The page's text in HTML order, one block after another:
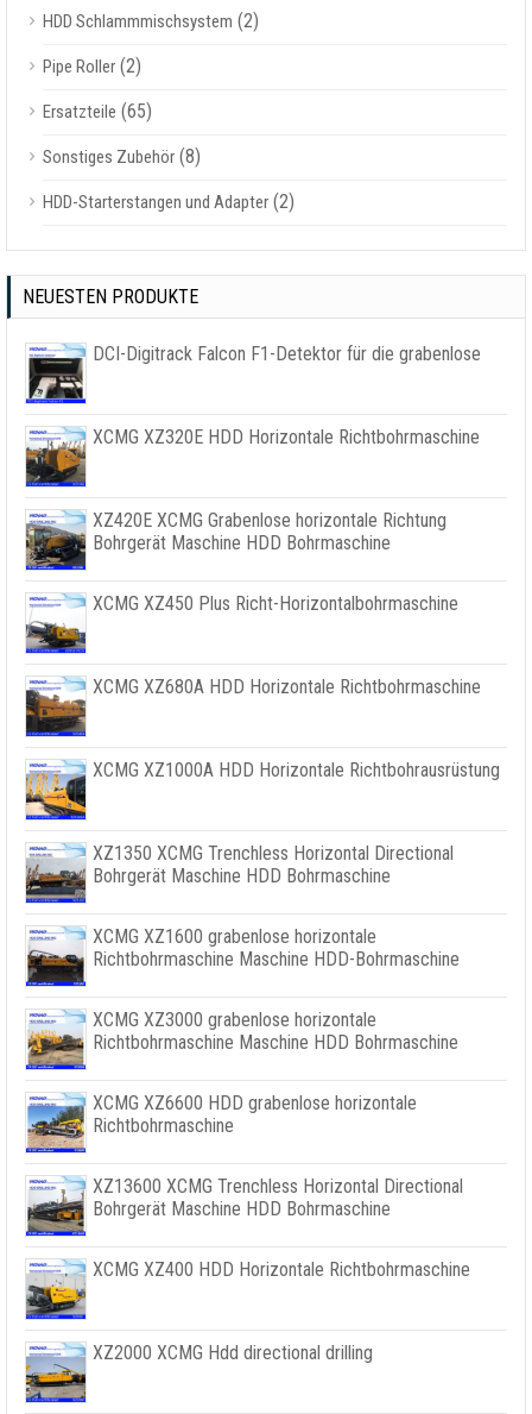
HDD Schlammmischsystem (2)
Pipe Roller (2)
Ersatzteile (65)
Sonstiges Zubehör (8)
HDD-Starterstangen und Adapter (2)
NEUESTEN PRODUKTE
DCI-Digitrack Falcon F1-Detektor für die grabenlose
XCMG XZ320E HDD Horizontale Richtbohrmaschine
XZ420E XCMG Grabenlose horizontale Richtung
Bohrgerät Maschine HDD Bohrmaschine
XCMG XZ450 Plus Richt-Horizontalbohrmaschine
XCMG XZ680A HDD Horizontale Richtbohrmaschine
XCMG XZ1000A HDD Horizontale Richtbohrausrüstung
XZ1350 XCMG Trenchless Horizontal Directional
Bohrgerät Maschine HDD Bohrmaschine
XCMG XZ1600 grabenlose horizontale
Richtbohrmaschine Maschine HDD-Bohrmaschine
XCMG XZ3000 grabenlose horizontale
Richtbohrmaschine Maschine HDD Bohrmaschine
XCMG XZ6600 HDD grabenlose horizontale
Richtbohrmaschine
XZ13600 XCMG Trenchless Horizontal Directional
Bohrgerät Maschine HDD Bohrmaschine
XCMG XZ400 HDD Horizontale Richtbohrmaschine
XZ2000 XCMG Hdd directional drilling